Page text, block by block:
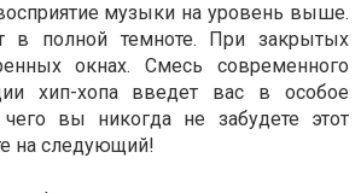
музыки на уровень выше.
в полной темноте. При закрытых
окнах. Смесь современного
хип-хопа введет вас в особое
чего вы никогда не забудете этот
на следующий!